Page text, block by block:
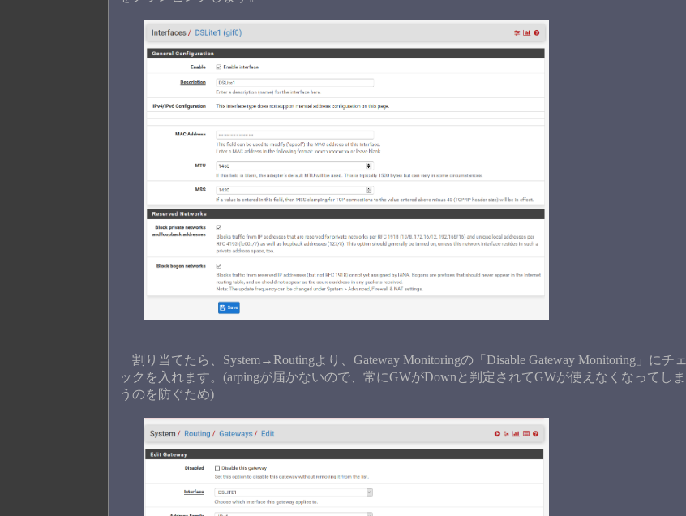
割り当てたら、System→Routingより、Gateway Monitoringの「Disable Gateway Monitoring」にチェ
ックを入れます。(arpingが届かないので、常にGWがDownと判定されてGWが使えなくなってしま
うのを防ぐため)